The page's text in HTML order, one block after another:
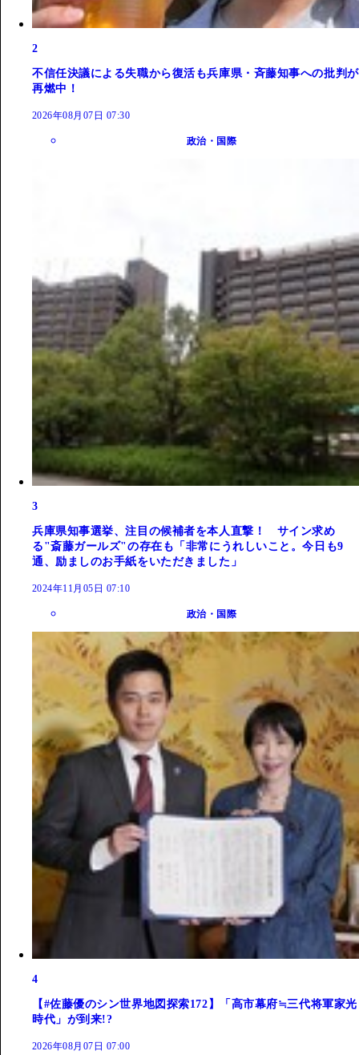
2
不信任決議による失職から復活も兵庫県・斉藤知事への批判が
再燃中！
2026年08月07日 07:30
政治・国際
3
兵庫県知事選挙、注目の候補者を本人直撃！ サイン求め
る"斎藤ガールズ"の存在も「非常にうれしいこと。今日も9
通、励ましのお手紙をいただきました」
2024年11月05日 07:10
政治・国際
4
【#佐藤優のシン世界地図探索172】「高市幕府≒三代将軍家光
時代」が到来!?
2026年08月07日 07:00